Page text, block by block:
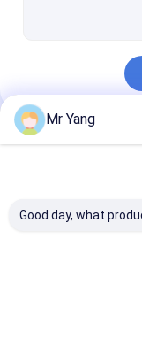
ওয়াটার বাউসার ট্রাক
রেফ্রিজারেটেড বক্স ট্রাক
আমাদের বিভাগসমূহ
Mr Yang
Good day, what